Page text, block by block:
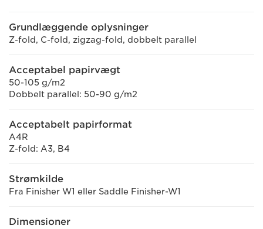
Grundlæggende oplysninger
Z-fold, C-fold, zigzag-fold, dobbelt parallel
Acceptabel papirvægt
50-105 g/m2
Dobbelt parallel: 50-90 g/m2
Acceptabelt papirformat
A4R
Z-fold: A3, B4
Strømkilde
Fra Finisher W1 eller Saddle Finisher-W1
Dimensioner